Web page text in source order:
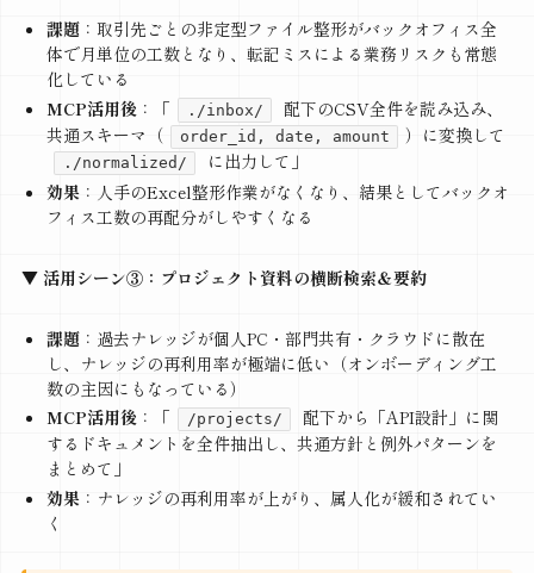
課題：取引先ごとの非定型ファイル整形がバックオフィス全
体で月単位の工数となり、転記ミスによる業務リスクも常態
化している
MCP活用後 ：「 ./inbox/
配下のCSV全件を読み込み、
共通スキーマ（
order_id, date, amount ）に変換して
./normalized/
に出力して」
効果：人手のExcel整形作業がなくなり、結果としてバックオ
フィス工数の再配分がしやすくなる
▼ 活用シーン③：プロジェクト資料の横断検索＆要約
課題：過去ナレッジが個人PC・部門共有・クラウドに散在
し、ナレッジの再利用率が極端に低い（オンボーディング工
数の主因にもなっている）
MCP活用後：「 /projects/
配下から「API設計」に関
するドキュメントを全件抽出し、共通方針と例外パターンを
まとめて」
効果：ナレッジの再利用率が上がり、属人化が緩和されてい
く